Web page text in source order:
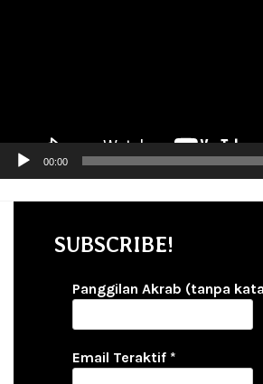
00:00
SUBSCRIBE!
Panggilan Akrab (tanpa
Email Teraktif *